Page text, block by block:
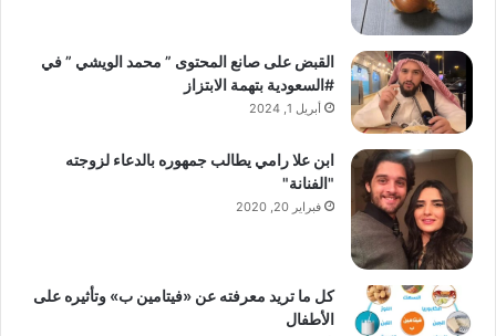
القبض على صانع المحتوى ” محمد الويشي ” في
#السعودية بتهمة الابتزاز
أبريل 1, 2024
ابن علا رامي يطالب جمهوره بالدعاء لزوجته
"الفنانة"
فبراير 20, 2020
كل ما تريد معرفته عن «فيتامين ب» وتأثيره على
الأطفال